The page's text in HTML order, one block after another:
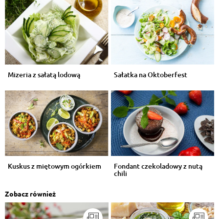
Mizeria z sałatą lodową Sałatka na Oktoberfest
Kuskus z miętowym ogórkiem Fondant czekoladowy z nutą
chili
Zobacz również